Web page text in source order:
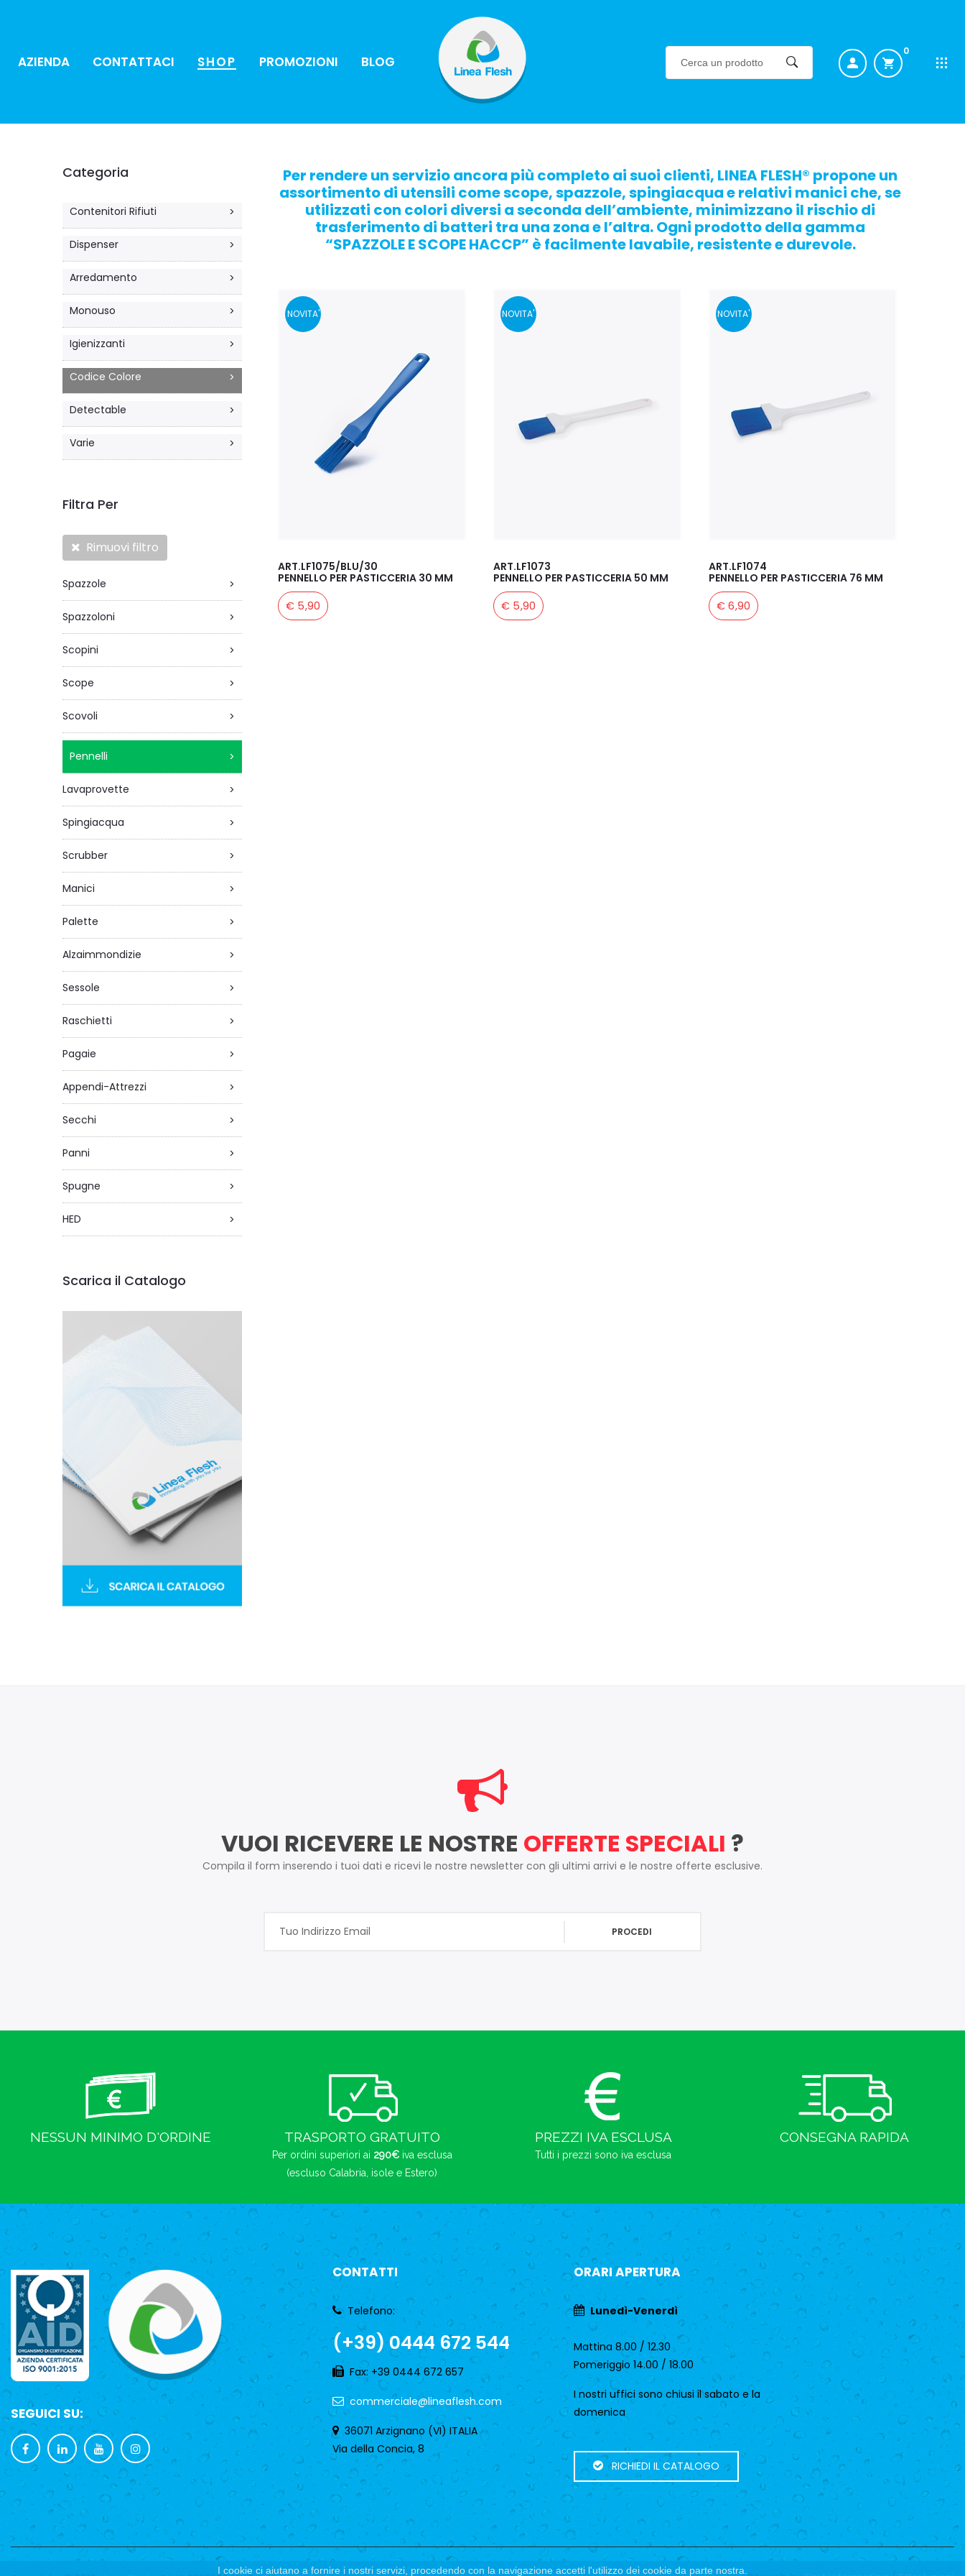
I cookie ci aiutano a fornire i nostri servizi, procedendo con la navigazione accetti l'utilizzo dei cookie da parte nostra.
AZIENDA CONTATTACI SHOP PROMOZIONI BLOG
0
Per rendere un servizio ancora più completo ai suoi clienti, LINEA FLESH® propone un
assortimento di utensili come scope, spazzole, spingiacqua e relativi manici che, se
utilizzati con colori diversi a seconda dell’ambiente, minimizzano il rischio di
trasferimento di batteri tra una zona e l’altra. Ogni prodotto della gamma
“SPAZZOLE E SCOPE HACCP” è facilmente lavabile, resistente e durevole.
NOVITA'
ART.LF1075/BLU/30
PENNELLO PER PASTICCERIA 30 MM
€ 5,90
NOVITA'
ART.LF1073
PENNELLO PER PASTICCERIA 50 MM
€ 5,90
NOVITA'
ART.LF1074
PENNELLO PER PASTICCERIA 76 MM
€ 6,90
Categoria
Contenitori Rifiuti >
Dispenser >
Arredamento >
Monouso >
Igienizzanti >
Codice Colore >
Detectable >
Varie >
Filtra Per
Rimuovi filtro
Spazzole >
Spazzoloni >
Scopini >
Scope >
Scovoli >
Pennelli >
Lavaprovette >
Spingiacqua >
Scrubber >
Manici >
Palette >
Alzaimmondizie >
Sessole >
Raschietti >
Pagaie >
Appendi-Attrezzi >
Secchi >
Panni >
Spugne >
HED >
Scarica il Catalogo
VUOI RICEVERE LE NOSTRE OFFERTE SPECIALI ?
Compila il form inserendo i tuoi dati e ricevi le nostre newsletter con gli ultimi arrivi e le nostre offerte esclusive.
PROCEDI
NESSUN MINIMO D'ORDINE TRASPORTO GRATUITO
Per ordini superiori ai 290€iva esclusa
(escluso Calabria, isole e Estero)
PREZZI IVA ESCLUSA
Tutti i prezzi sono iva esclusa
CONSEGNA RAPIDA
SEGUICI SU:
CONTATTI
Telefono:
(+39) 0444 672 544
Fax: +39 0444 672 657
commerciale@lineaflesh.com
36071 Arzignano (VI) ITALIA
Via della Concia, 8
ORARI APERTURA
Lunedì-Venerdì
Mattina 8.00 / 12.30
Pomeriggio 14.00 / 18.00
I nostri uffici sono chiusi il sabato e la
domenica
RICHIEDI IL CATALOGO